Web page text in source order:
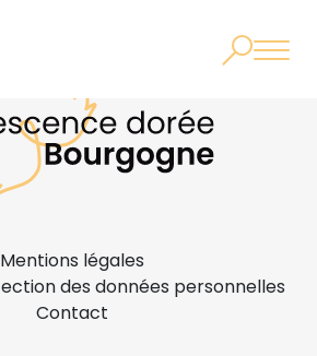
Mentions légales
des données personnelles
Contact